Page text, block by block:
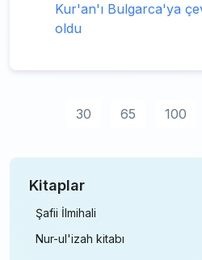
Kur'an'ı Bulgarca'ya
oldu
30 65 100
Kitaplar
Şafii İlmihali
Nur-ul'izah kitabı